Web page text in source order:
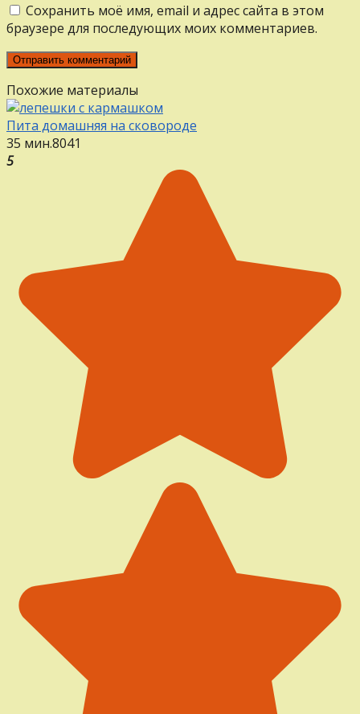
Сохранить моё имя, email и адрес сайта в этом
браузере для последующих моих комментариев.
Похожие материалы
Пита домашняя на сковороде
35 мин.8041
5